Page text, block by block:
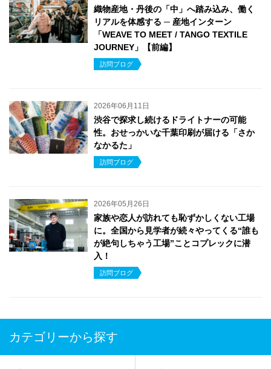
織物産地・丹後の「中」へ踏み込み、働く
リアルを体感する ─ 産地インターン
「WEAVE TO MEET / TANGO TEXTILE
JOURNEY」【前編】
訪問ブログ
2026年06月11日
渋谷で探求し続けるドライトナーの可能
性。おせっかいな千葉印刷が届ける「さか
なかるた」
訪問ブログ
2026年05月26日
家族や恋人が訪れても恥ずかしくない工場
に。全国から見学者が続々やってくる“誰も
が絶句しちゃう工場”ことコプレックに潜
入！
訪問ブログ
カテゴリーから探す